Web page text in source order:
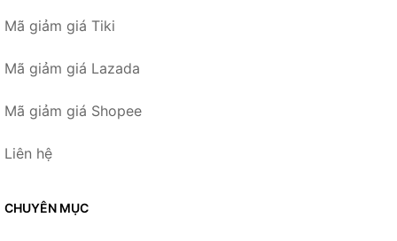
Mã giảm giá Tiki
Mã giảm giá Lazada
Mã giảm giá Shopee
Liên hệ
CHUYÊN MỤC